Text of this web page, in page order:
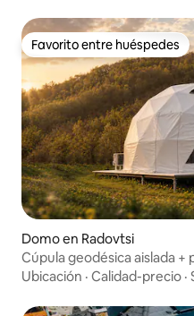
Favorito entre huéspedes
Favorito entre huéspedes
Domo en Radovtsi
Cúpula geodésica aislada
montañas
Ubicación · Calidad-precio ·